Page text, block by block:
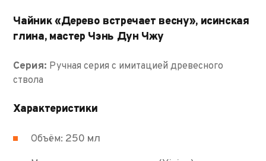
Чайник «Дерево встречает весну», исинская
глина, мастер Чэнь Дун Чжу
Серия: Ручная серия с имитацией древесного
ствола
Характеристики
Объём: 250 мл